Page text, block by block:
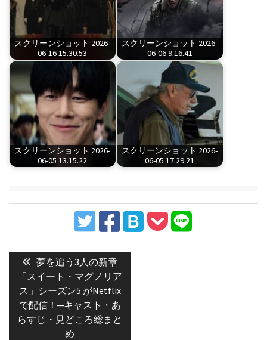
スクリーンショット 2026-
06-16 15.30.53
スクリーンショット 2026-
06-06 9.16.41
スクリーンショット 2026-
06-05 13.15.22
スクリーンショット 2026-
06-05 17.29.21
ビ
ゲ
ー
Previous
post:
夢を追う3人の新章
「スイート・マグノリア
ス」シーズン5 がNetflix
で配信！─キャスト・あ
らすじ・見どころ総まと
め